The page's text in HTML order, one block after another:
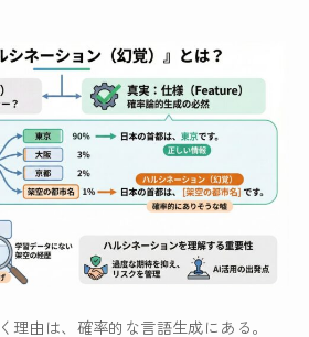
理由は、確率的な言語生成にある。